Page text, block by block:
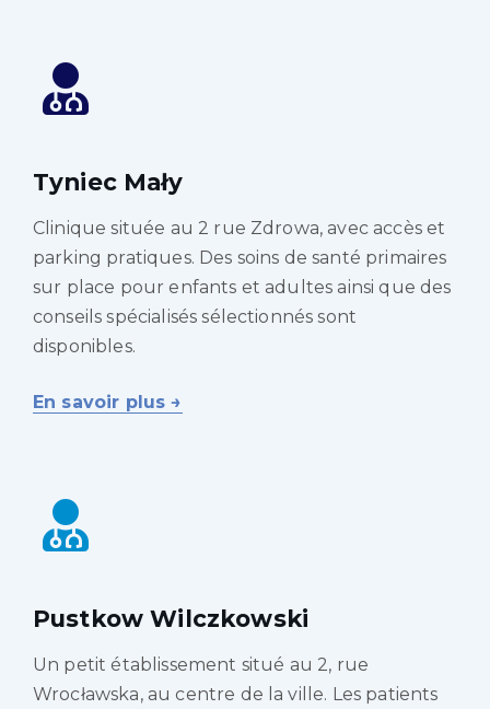
Tyniec Mały
Clinique située au 2 rue Zdrowa, avec accès et
parking pratiques. Des soins de santé primaires
sur place pour enfants et adultes ainsi que des
conseils spécialisés sélectionnés sont
disponibles.
En savoir plus →
Pustkow Wilczkowski
Un petit établissement situé au 2, rue
Wrocławska, au centre de la ville. Les patients